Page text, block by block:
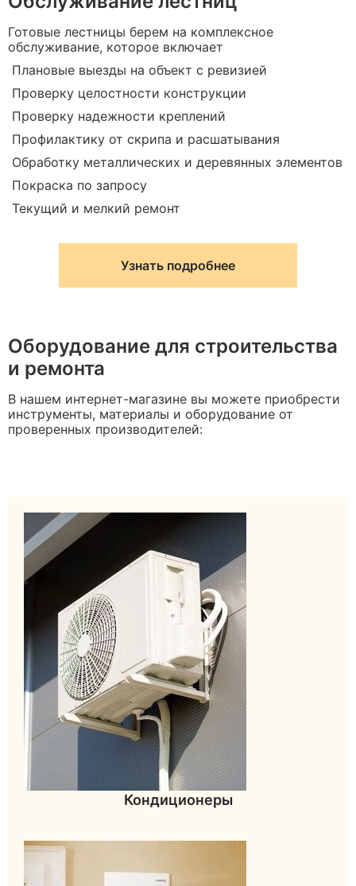
Готовые лестницы берем на комплексное
обслуживание, которое включает
Плановые выезды на объект с ревизией
Проверку целостности конструкции
Проверку надежности креплений
Профилактику от скрипа и расшатывания
Обработку металлических и деревянных элементов
Покраска по запросу
Текущий и мелкий ремонт
Узнать подробнее
Оборудование для строительства
и ремонта
В нашем интернет-магазине вы можете приобрести
инструменты, материалы и оборудование от
проверенных производителей:
Кондиционеры